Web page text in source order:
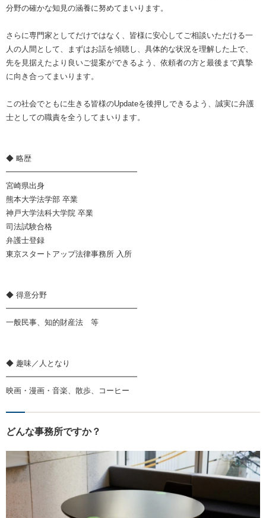
分野の確かな知見の涵養に努めてまいります。
さらに専門家としてだけではなく、皆様に安心してご相談いただける一
人の人間として、まずはお話を傾聴し、具体的な状況を理解した上で、
先を見据えたより良いご提案ができるよう、依頼者の方と最後まで真摯
に向き合ってまいります。
この社会でともに生きる皆様のUpdateを後押しできるよう、誠実に弁護
士としての職責を全うしてまいります。
◆ 略歴
━━━━━━━━━━━━━━━━━
宮崎県出身
熊本大学法学部 卒業
神戸大学法科大学院 卒業
司法試験合格
弁護士登録
東京スタートアップ法律事務所 入所
◆ 得意分野
━━━━━━━━━━━━━━━━━
一般民事、知的財産法 等
◆ 趣味／人となり
━━━━━━━━━━━━━━━━━
映画・漫画・音楽、散歩、コーヒー
どんな事務所ですか？